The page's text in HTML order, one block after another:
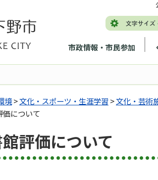
市政情報・市民参加
境>文化・スポーツ・生涯学習 >文化・芸術
価について
評価について